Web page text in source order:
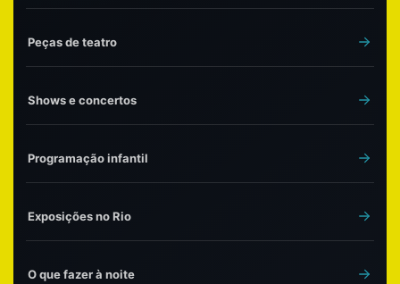
Peças de teatro
Shows e concertos
Programação infantil
Exposições no Rio
O que fazer à noite